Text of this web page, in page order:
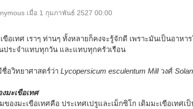
เมื่อ 1 กุมภาพันธ์ 2527 00:00
ขือเทศ เราๆ ท่านๆ ทั้งหลายก็คงจะรู้จักดี เพราะมันเป็นอาห
ประจำแทบทุกวัน และแทบทุกครัวเรือน
ชื่อวิทยาศาสตร์ว่า Lycopersicum esculentum Mill วงศ์
มะเขือเทศ
ของมะเขือเทศคือ ประเทศเปรูและเม็กซิโก เดิมมะเขือเทศเ